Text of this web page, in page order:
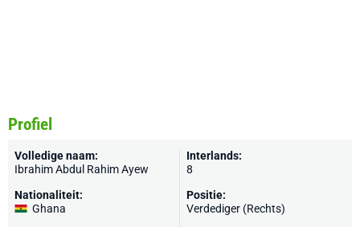
Profiel
Volledige naam:
Ibrahim Abdul Rahim Ayew
Nationaliteit:
Ghana
Interlands:
8
Positie:
Verdediger (Rechts)